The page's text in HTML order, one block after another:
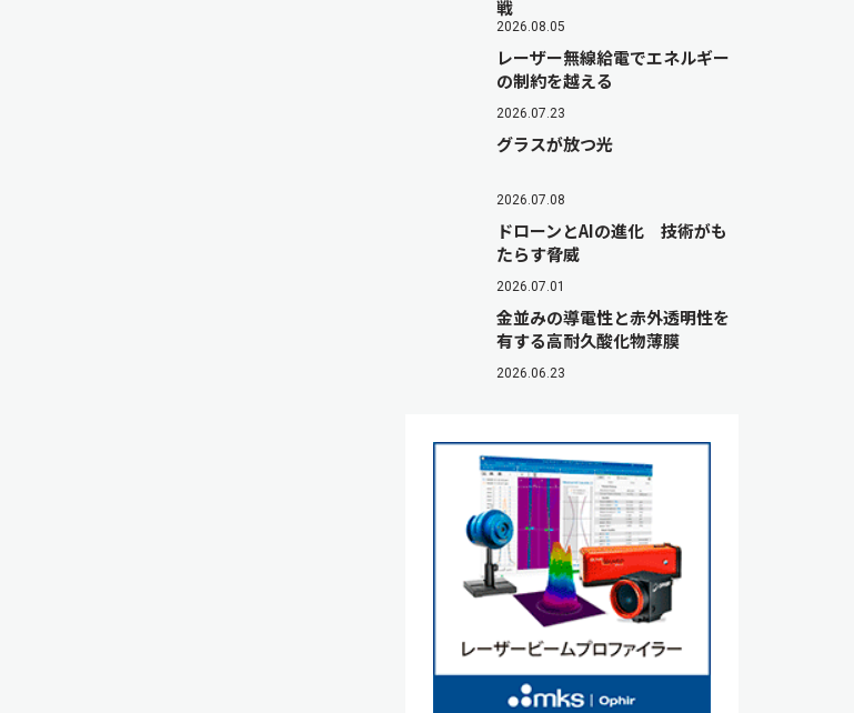
戦
2026.08.05
レーザー無線給電でエネルギー
の制約を越える
2026.07.23
グラスが放つ光
2026.07.08
ドローンとAIの進化 技術がも
たらす脅威
2026.07.01
金並みの導電性と赤外透明性を
有する高耐久酸化物薄膜
2026.06.23